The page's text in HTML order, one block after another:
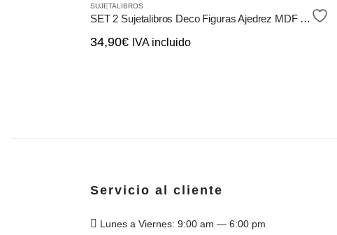
SUJETALIBROS
SET 2 Sujetalibros Deco Figuras Ajedrez MDF Cerámica
34,90€ IVA incluido
Servicio al cliente
Lunes a Viernes: 9:00 am — 6:00 pm